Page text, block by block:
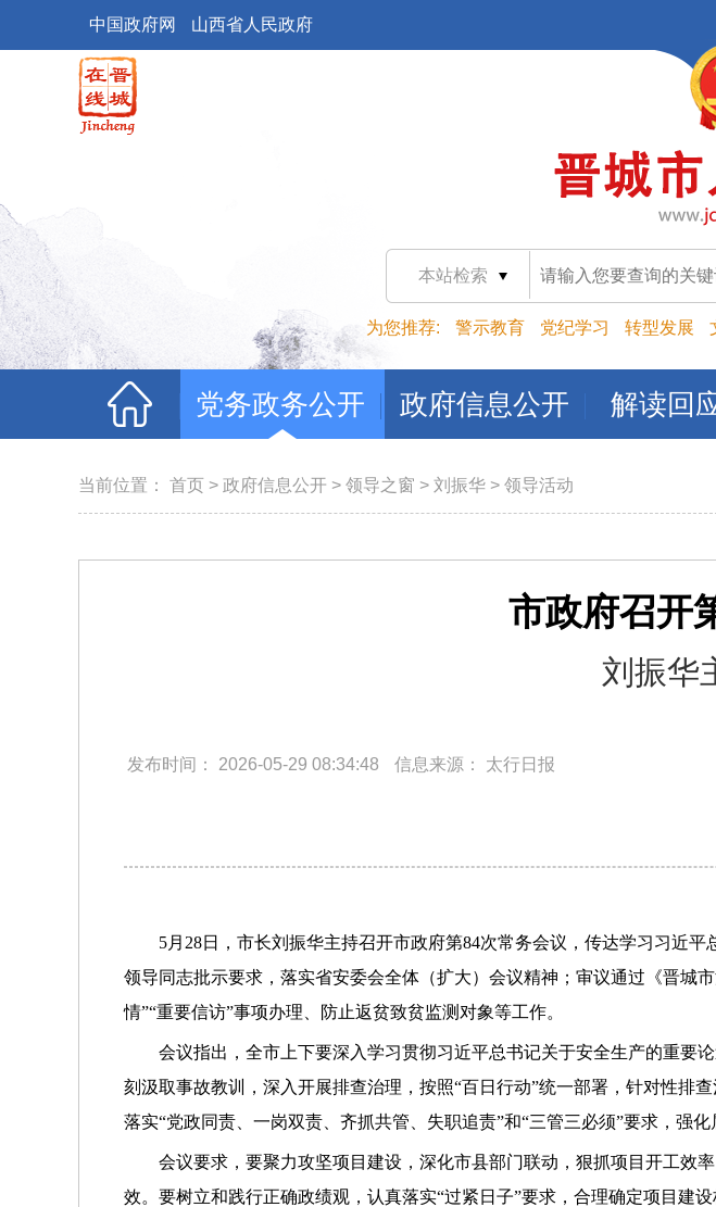
中国政府网 山西省人民政府
本站检索
为您推荐: 警示教育 党纪学习 转型发展
党务政务公开 政府信息公开 解读回
当前位置： 首页 > 政府信息公开 > 领导之窗 > 刘振华 > 领导活动
市政府召开
刘振华
发布时间： 2026-05-29 08:34:48 信息来源： 太行日报
5月28日，市长刘振华主持召开市政府第84次常务会议，传达学习习近
领导同志批示要求，落实省安委会全体（扩大）会议精神；审议通过《晋城
情”“重要信访”事项办理、防止返贫致贫监测对象等工作。
会议指出，全市上下要深入学习贯彻习近平总书记关于安全生产的重要
刻汲取事故教训，深入开展排查治理，按照“百日行动”统一部署，针对性排
落实“党政同责、一岗双责、齐抓共管、失职追责”和“三管三必须”要求，强
会议要求，要聚力攻坚项目建设，深化市县部门联动，狠抓项目开工效
效。要树立和践行正确政绩观，认真落实“过紧日子”要求，合理确定项目建